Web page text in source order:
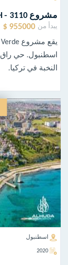
مشروع Acar Verde ALH - 3110
يبدأ من 955000 $
اسطنبول. حي
النخبة في تركيا.
اسطنبول
2020